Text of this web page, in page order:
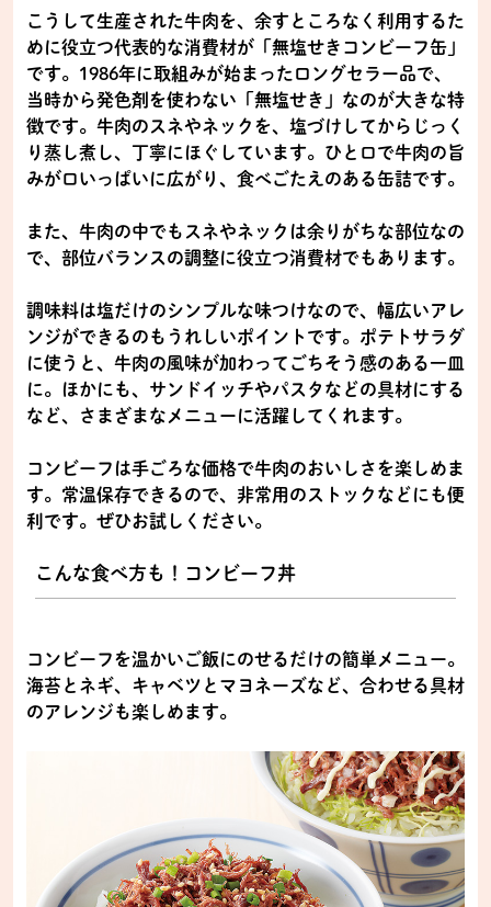
こうして生産された牛肉を、余すところなく利用するた
めに役立つ代表的な消費材が「無塩せきコンビーフ缶」
です。1986年に取組みが始まったロングセラー品で、
当時から発色剤を使わない「無塩せき」なのが大きな特
徴です。牛肉のスネやネックを、塩づけしてからじっく
り蒸し煮し、丁寧にほぐしています。ひと口で牛肉の旨
みが口いっぱいに広がり、食べごたえのある缶詰です。
また、牛肉の中でもスネやネックは余りがちな部位なの
で、部位バランスの調整に役立つ消費材でもあります。
調味料は塩だけのシンプルな味つけなので、幅広いアレ
ンジができるのもうれしいポイントです。ポテトサラダ
に使うと、牛肉の風味が加わってごちそう感のある一皿
に。ほかにも、サンドイッチやパスタなどの具材にする
など、さまざまなメニューに活躍してくれます。
コンビーフは手ごろな価格で牛肉のおいしさを楽しめま
す。常温保存できるので、非常用のストックなどにも便
利です。ぜひお試しください。
こんな食べ方も！コンビーフ丼
コンビーフを温かいご飯にのせるだけの簡単メニュー。
海苔とネギ、キャベツとマヨネーズなど、合わせる具材
のアレンジも楽しめます。